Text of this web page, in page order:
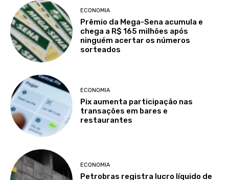
ECONOMIA
Prêmio da Mega-Sena acumula e
chega a R$ 165 milhões após
ninguém acertar os números
sorteados
ECONOMIA
Pix aumenta participação nas
transações em bares e
restaurantes
ECONOMIA
Petrobras registra lucro líquido de